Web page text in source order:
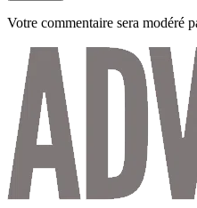
Votre commentaire sera modéré